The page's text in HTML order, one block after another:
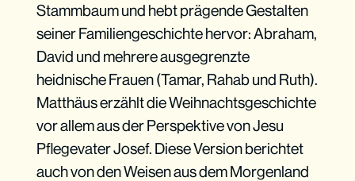
Stammbaum und hebt prägende Gestalten
seiner Familiengeschichte hervor: Abraham,
David und mehrere ausgegrenzte
heidnische Frauen (Tamar, Rahab und Ruth).
Matthäus erzählt die Weihnachtsgeschichte
vor allem aus der Perspektive von Jesu
Pflegevater Josef. Diese Version berichtet
auch von den Weisen aus dem Morgenland